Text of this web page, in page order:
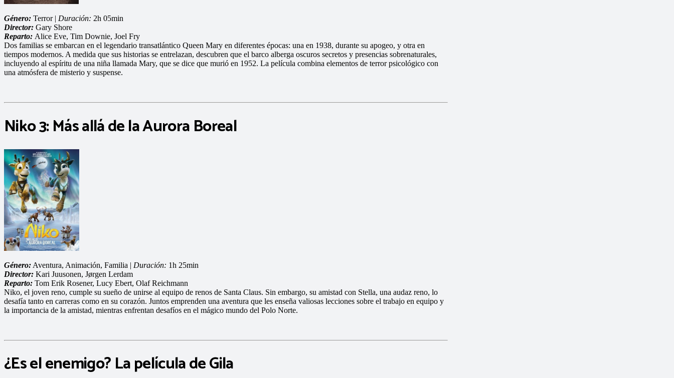
Género: Terror | Duración: 2h 05min
Director: Gary Shore
Reparto: Alice Eve, Tim Downie, Joel Fry
Dos familias se embarcan en el legendario transatlántico Queen Mary en diferentes épocas: una en 1938, durante su apogeo, y otra en
tiempos modernos. A medida que sus historias se entrelazan, descubren que el barco alberga oscuros secretos y presencias sobrenaturales,
incluyendo al espíritu de una niña llamada Mary, que se dice que murió en 1952. La película combina elementos de terror psicológico con
una atmósfera de misterio y suspense.
Niko 3: Más allá de la Aurora Boreal
Género: Aventura, Animación, Familia | Duración: 1h 25min
Director: Kari Juusonen, Jørgen Lerdam
Reparto: Tom Erik Rosener, Lucy Ebert, Olaf Reichmann
Niko, el joven reno, cumple su sueño de unirse al equipo de renos de Santa Claus. Sin embargo, su amistad con Stella, una audaz reno, lo
desafía tanto en carreras como en su corazón. Juntos emprenden una aventura que les enseña valiosas lecciones sobre el trabajo en equipo y
la importancia de la amistad, mientras enfrentan desafíos en el mágico mundo del Polo Norte.
¿Es el enemigo? La película de Gila